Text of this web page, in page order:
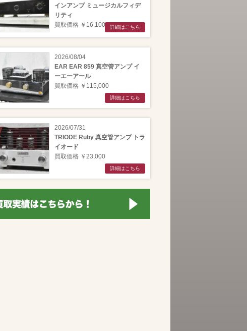
インアンプ ミュージカルフィデ
リティ
買取価格 ￥16,100
詳細はこちら
2026/08/04
EAR EAR 859 真空管アンプ イ
ーエーアール
買取価格 ￥115,000
詳細はこちら
2026/07/31
TRIODE Ruby 真空管アンプ トラ
イオード
買取価格 ￥23,000
詳細はこちら